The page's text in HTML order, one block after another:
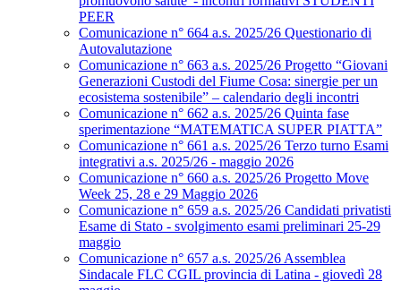
PEER
Comunicazione n° 664 a.s. 2025/26 Questionario di
Autovalutazione
Comunicazione n° 663 a.s. 2025/26 Progetto “Giovani
Generazioni Custodi del Fiume Cosa: sinergie per un
ecosistema sostenibile” – calendario degli incontri
Comunicazione n° 662 a.s. 2025/26 Quinta fase
sperimentazione “MATEMATICA SUPER PIATTA”
Comunicazione n° 661 a.s. 2025/26 Terzo turno Esami
integrativi a.s. 2025/26 - maggio 2026
Comunicazione n° 660 a.s. 2025/26 Progetto Move
Week 25, 28 e 29 Maggio 2026
Comunicazione n° 659 a.s. 2025/26 Candidati privatisti
Esame di Stato - svolgimento esami preliminari 25-29
maggio
Comunicazione n° 657 a.s. 2025/26 Assemblea
Sindacale FLC CGIL provincia di Latina - giovedì 28